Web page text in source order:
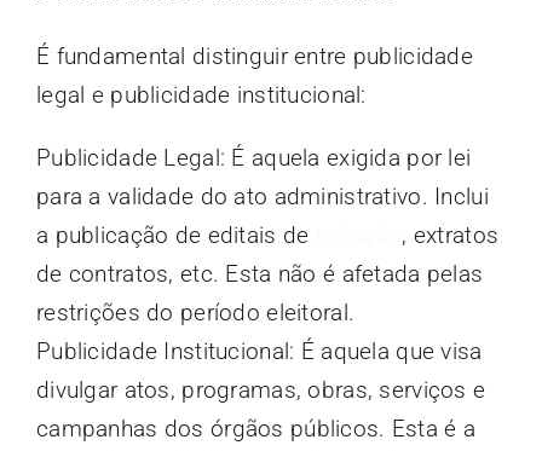
É fundamental distinguir entre publicidade
legal e publicidade institucional:
Publicidade Legal: É aquela exigida por lei
para a validade do ato administrativo. Inclui
a publicação de editais de
, extratos
de contratos, etc. Esta não é afetada pelas
restrições do período eleitoral.
Publicidade Institucional: É aquela que visa
divulgar atos, programas, obras, serviços e
campanhas dos órgãos públicos. Esta é a